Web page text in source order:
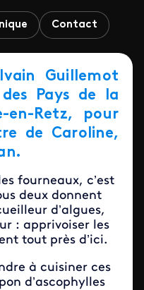
Contact
Guillemot
Pays de la
en-Retz, pour
de Caroline,
fourneaux, c’est
deux donnent
d’algues,
: apprivoiser les
tout près d’ici.
à cuisiner ces
d’ascophylles